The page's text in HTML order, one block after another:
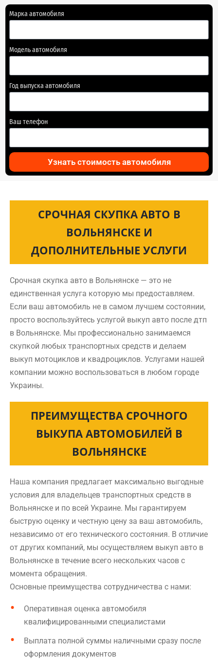
Марка автомобиля
Модель автомобиля
Год выпуска автомобиля
Ваш телефон
Узнать стоимость автомобиля
СРОЧНАЯ СКУПКА АВТО В
ВОЛЬНЯНСКЕ И
ДОПОЛНИТЕЛЬНЫЕ УСЛУГИ
Срочная скупка авто в Вольнянске — это не
единственная услуга которую мы предоставляем.
Если ваш автомобиль не в самом лучшем состоянии,
просто воспользуйтесь услугой выкуп авто после дтп
в Вольнянске. Мы профессионально занимаемся
скупкой любых транспортных средств и делаем
выкуп мотоциклов и квадроциклов. Услугами нашей
компании можно воспользоваться в любом городе
Украины.
ПРЕИМУЩЕСТВА СРОЧНОГО
ВЫКУПА АВТОМОБИЛЕЙ В
ВОЛЬНЯНСКЕ
Наша компания предлагает максимально выгодные
условия для владельцев транспортных средств в
Вольнянске и по всей Украине. Мы гарантируем
быструю оценку и честную цену за ваш автомобиль,
независимо от его технического состояния. В отличие
от других компаний, мы осуществляем выкуп авто в
Вольнянске в течение всего нескольких часов с
момента обращения.
Основные преимущества сотрудничества с нами:
Оперативная оценка автомобиля
квалифицированными специалистами
Выплата полной суммы наличными сразу после
оформления документов